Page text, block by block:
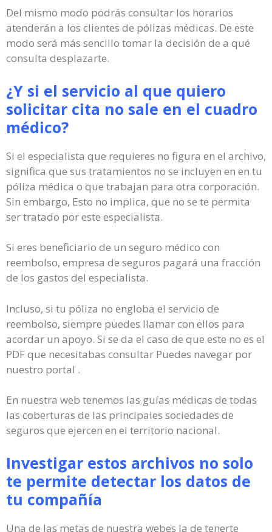
Del mismo modo podrás consultar los horarios
atenderán a los clientes de pólizas médicas. De este
modo será más sencillo tomar la decisión de a qué
consulta desplazarte.
¿Y si el servicio al que quiero
solicitar cita no sale en el cuadro
médico?
Si el especialista que requieres no figura en el archivo,
significa que sus tratamientos no se incluyen en en tu
póliza médica o que trabajan para otra corporación.
Sin embargo, Esto no implica, que no se te permita
ser tratado por este especialista.
Si eres beneficiario de un seguro médico con
reembolso, empresa de seguros pagará una fracción
de los gastos del especialista.
Incluso, si tu póliza no engloba el servicio de
reembolso, siempre puedes llamar con ellos para
acordar un apoyo. Si se da el caso de que este no es el
PDF que necesitabas consultar Puedes navegar por
nuestro portal .
En nuestra web tenemos las guías médicas de todas
las coberturas de las principales sociedades de
seguros que ejercen en el territorio nacional.
Investigar estos archivos no solo
te permite detectar los datos de
tu compañía
Una de las metas de nuestra webes la de tenerte